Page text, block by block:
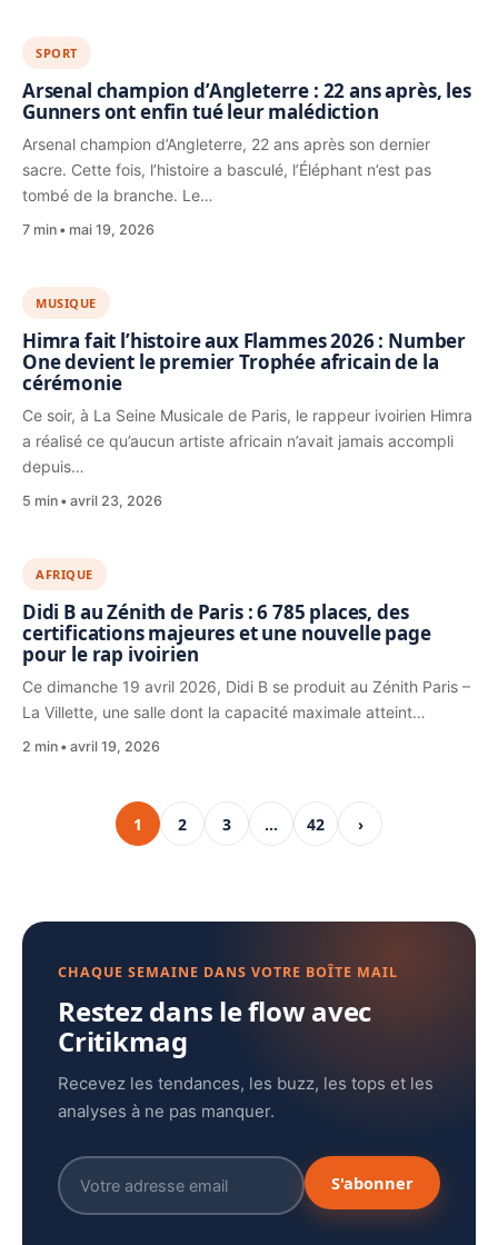
SPORT
Arsenal champion d’Angleterre : 22 ans après, les
Gunners ont enfin tué leur malédiction
Arsenal champion d’Angleterre, 22 ans après son dernier
sacre. Cette fois, l’histoire a basculé, l’Éléphant n’est pas
tombé de la branche. Le…
7 min mai 19, 2026
MUSIQUE
Himra fait l’histoire aux Flammes 2026 : Number
One devient le premier Trophée africain de la
cérémonie
Ce soir, à La Seine Musicale de Paris, le rappeur ivoirien Himra
a réalisé ce qu’aucun artiste africain n’avait jamais accompli
depuis…
5 min avril 23, 2026
AFRIQUE
Didi B au Zénith de Paris : 6 785 places, des
certifications majeures et une nouvelle page
pour le rap ivoirien
Ce dimanche 19 avril 2026, Didi B se produit au Zénith Paris –
La Villette, une salle dont la capacité maximale atteint…
2 min avril 19, 2026
1 2 3 … 42 ›
CHAQUE SEMAINE DANS VOTRE BOÎTE MAIL
Restez dans le flow avec
Critikmag
Recevez les tendances, les buzz, les tops et les
analyses à ne pas manquer.
S'abonner